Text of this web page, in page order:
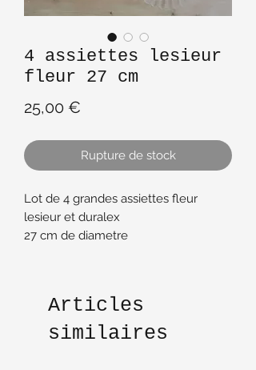
4 assiettes lesieur
fleur 27 cm
25,00 €
Rupture de stock
Lot de 4 grandes assiettes fleur
lesieur et duralex
27 cm de diametre
Articles
similaires